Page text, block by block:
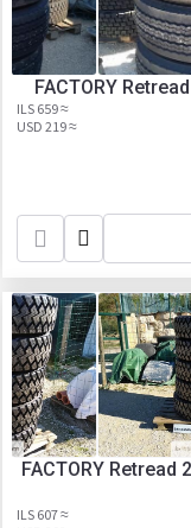
FACTORY
≈ 659 ILS
≈ 219 USD
FACTORY Retread
≈ 607 ILS